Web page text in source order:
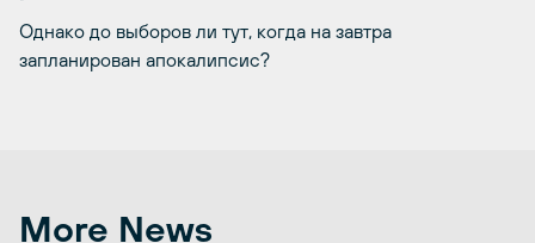
Однако до выборов ли тут, когда на завтра
запланирован апокалипсис?
More News